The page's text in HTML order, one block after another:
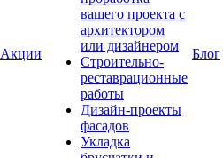
Акции
вашего проекта с
архитектором
или дизайнером
Строительно-
реставрационные
работы
Дизайн-проекты
фасадов
Укладка
Блог